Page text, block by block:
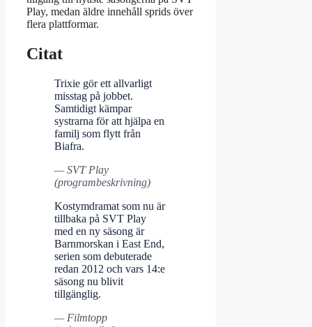
Play, medan äldre innehåll sprids över
flera plattformar.
Citat
Trixie gör ett allvarligt
misstag på jobbet.
Samtidigt kämpar
systrarna för att hjälpa en
familj som flytt från
Biafra.
— SVT Play
(programbeskrivning)
Kostymdramat som nu är
tillbaka på SVT Play
med en ny säsong är
Barnmorskan i East End,
serien som debuterade
redan 2012 och vars 14:e
säsong nu blivit
tillgänglig.
— Filmtopp